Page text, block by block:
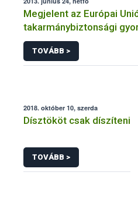
Megjelent az Európai
takarmánybiztonsági
rendszerének éves
TOVÁBB >
2018. október 10, szerda
Dísztököt csak díszíteni
TOVÁBB >